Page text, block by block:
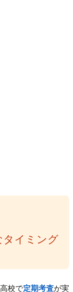
タイミング
校で定期考査が実